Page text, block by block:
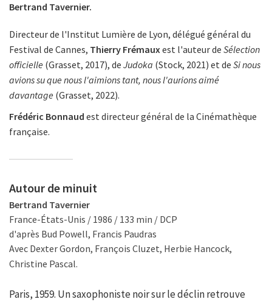
Bertrand Tavernier.
Directeur de l'Institut Lumière de Lyon, délégué général du
Festival de Cannes, Thierry Frémauxest l'auteur de Sélection
officielle (Grasset, 2017), de Judoka (Stock, 2021) et de Si nous
avions su que nous l'aimions tant, nous l'aurions aimé
davantage (Grasset, 2022).
Frédéric Bonnaud est directeur général de la Cinémathèque
française.
Autour de minuit
Bertrand Tavernier
France-États-Unis / 1986 / 133 min / DCP
d'après Bud Powell, Francis Paudras
Avec Dexter Gordon, François Cluzet, Herbie Hancock,
Christine Pascal.
Paris, 1959. Un saxophoniste noir sur le déclin retrouve